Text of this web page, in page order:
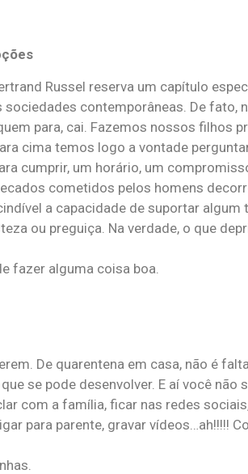
Russel reserva um capítulo
contemporâneas. De fato,
para, cai. Fazemos nossos filhos
cima temos logo a vontade
cumprir, um horário, um
cometidos pelos homens
a capacidade de suportar algum
ou preguiça. Na verdade, o que
fazer alguma coisa boa.
De quarentena em casa, não é
se pode desenvolver. E aí você não
com a família, ficar nas redes
para parente, gravar vídeos…ah!!!!!